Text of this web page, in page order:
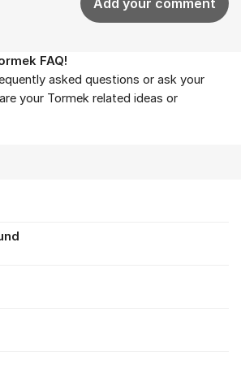
FAQ!
asked questions or ask your
your Tormek related ideas or